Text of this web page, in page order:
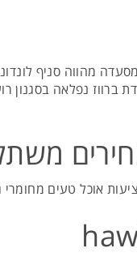
מהווה סניף
ברווז נפלאה בסגנון
אוכל טעים